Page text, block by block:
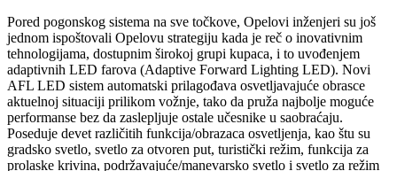
Pored pogonskog sistema na sve točkove, Opelovi inženjeri su još
jednom ispoštovali Opelovu strategiju kada je reč o inovativnim
tehnologijama, dostupnim širokoj grupi kupaca, i to uvođenjem
adaptivnih LED farova (Adaptive Forward Lighting LED). Novi
AFL LED sistem automatski prilagođava osvetljavajuće obrasce
aktuelnoj situaciji prilikom vožnje, tako da pruža najbolje moguće
performanse bez da zaslepljuje ostale učesnike u saobraćaju.
Poseduje devet različitih funkcija/obrazaca osvetljenja, kao štu su
gradsko svetlo, svetlo za otvoren put, turistički režim, funkcija za
prolaske krivina, podržavajuće/manevarsko svetlo i svetlo za režim